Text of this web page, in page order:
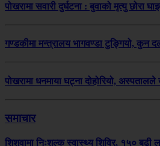
पोखरामा सवारी दुर्घटना : बुवाको मृत्यु छोरा
गण्डकीमा मन्त्रालय भागवण्डा टुङ्गियो, कुन
पोखरामा धनमाया घट्ना दोहोरियो, अस्पतालले
समाचार
शिशुवामा निःशुल्क स्वास्थ्य शिविर, १५० बढी